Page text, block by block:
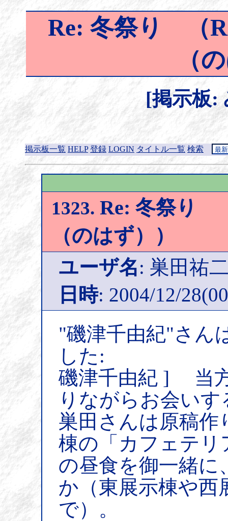
Re: 冬祭り （
（
[掲示板:
掲示板一覧 HELP 登録 LOGIN タイトル一覧 検索
1323. Re: 冬祭り
（のはず））
ユーザ名: 巣田祐
日時: 2004/12/
"磯津千由紀"さん
した:
磯津千由紀 ] 当
りながらお会い
巣田さんは原稿作
棟の「カフェテリ
の昼食を御一緒に
か（東展示棟や西
で）。